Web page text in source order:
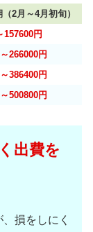
2月～4月初旬）
157600円
266000円
386400円
500800円
出費を
損をしにく